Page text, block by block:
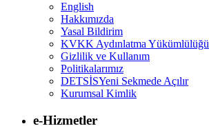
English
Hakkımızda
Yasal Bildirim
KVKK Aydınlatma Yükümlülüğü
Gizlilik ve Kullanım
Politikalarımız
DETSİSYeni Sekmede Açılır
Kurumsal Kimlik
e-Hizmetler